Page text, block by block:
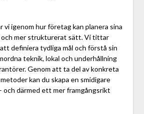
vi igenom hur företag kan planera sina
mer strukturerat sätt. Vi tittar
definiera tydliga mål och förstå sin
teknik, lokal och underhållning
Genom att ta del av konkreta
kan du skapa en smidigare
och därmed ett mer framgångsrikt